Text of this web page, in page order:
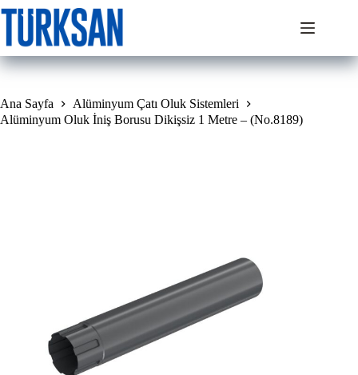
Skip
Ana Sayfa
Alüminyum Çatı Oluk Sistemleri
Alüminyum Oluk İniş Borusu Dikişsiz 1 Metre – (No.8189)